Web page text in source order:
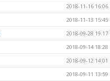
2018-11-16 16:06
2018-11-13 15:45
2018-09-28 19:17
2018-09-14 18:28
2018-09-12 14:01
2018-09-11 13:59